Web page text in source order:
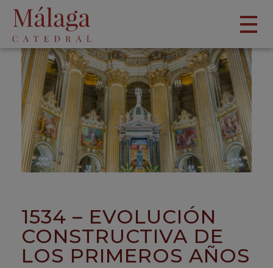
1534 – EVOLUCIÓN
CONSTRUCTIVA DE
LOS PRIMEROS AÑOS